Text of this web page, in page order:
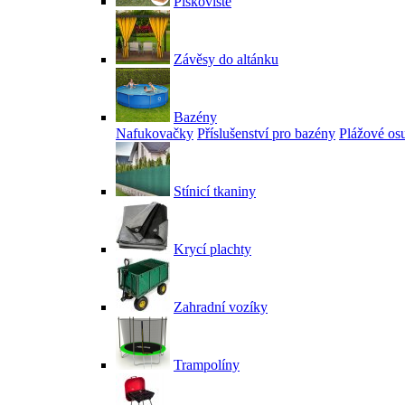
Závěsy do altánku
Bazény
Nafukovačky Příslušenství pro bazény Plážové
Stínicí tkaniny
Krycí plachty
Zahradní vozíky
Trampolíny